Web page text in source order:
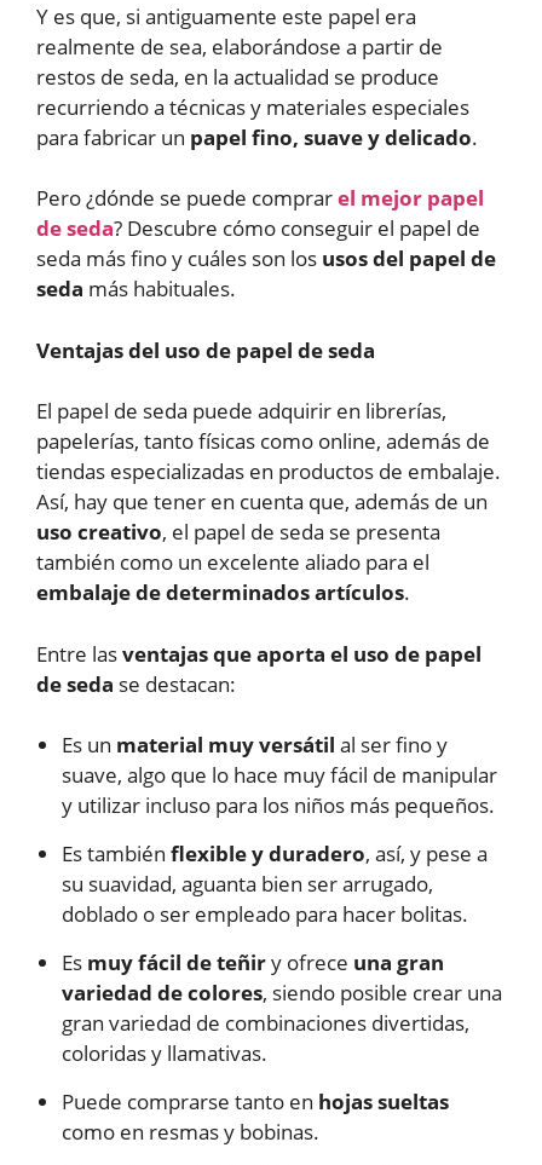
Y es que, si antiguamente este papel era
realmente de sea, elaborándose a partir de
restos de seda, en la actualidad se produce
recurriendo a técnicas y materiales especiales
para fabricar un papel fino, suave y delicado.
Pero ¿dónde se puede comprarel mejor papel
de seda? Descubre cómo conseguir el papel de
seda más fino y cuáles son los usos del papel de
seda más habituales.
Ventajas del uso de papel de seda
El papel de seda puede adquirir en librerías,
papelerías, tanto físicas como online, además de
tiendas especializadas en productos de embalaje.
Así, hay que tener en cuenta que, además de un
uso creativo, el papel de seda se presenta
también como un excelente aliado para el
embalaje de determinados artículos.
Entre lasventajas que aporta el uso de papel
de seda se destacan:
Es un material muy versátil al ser fino y
suave, algo que lo hace muy fácil de manipular
y utilizar incluso para los niños más pequeños.
Es también flexible y duradero, así, y pese a
su suavidad, aguanta bien ser arrugado,
doblado o ser empleado para hacer bolitas.
Es muy fácil de teñiry ofrece una gran
variedad de colores, siendo posible crear una
gran variedad de combinaciones divertidas,
coloridas y llamativas.
Puede comprarse tanto en hojas sueltas
como en resmas y bobinas.